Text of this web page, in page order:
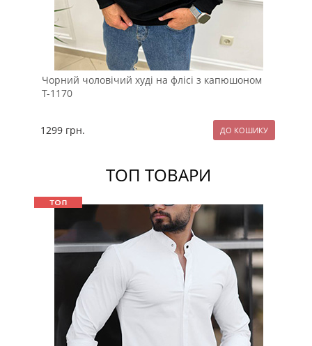
Чорний чоловічий худі на флісі з капюшоном
Т-1170
1299 грн.
ТОП ТОВАРИ